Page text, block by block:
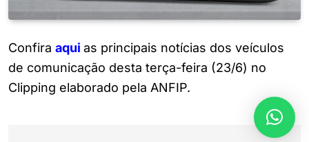
Confira aqui as principais notícias dos veículos
de comunicação desta terça-feira (23/6) no
Clipping elaborado pela ANFIP.